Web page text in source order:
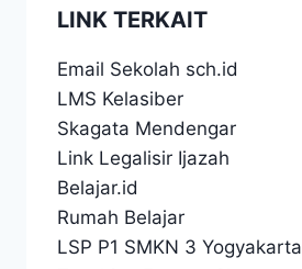
LINK TERKAIT
Email Sekolah sch.id
LMS Kelasiber
Skagata Mendengar
Link Legalisir Ijazah
Belajar.id
Rumah Belajar
LSP P1 SMKN 3 Yogyakarta